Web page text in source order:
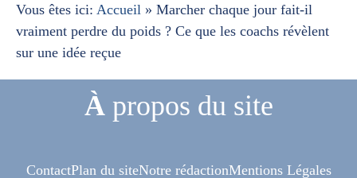
Vous êtes ici: Accueil » Marcher chaque jour fait-il
vraiment perdre du poids ? Ce que les coachs révèlent
sur une idée reçue
Àpropos du site
ContactPlan du siteNotre rédactionMentions Légales